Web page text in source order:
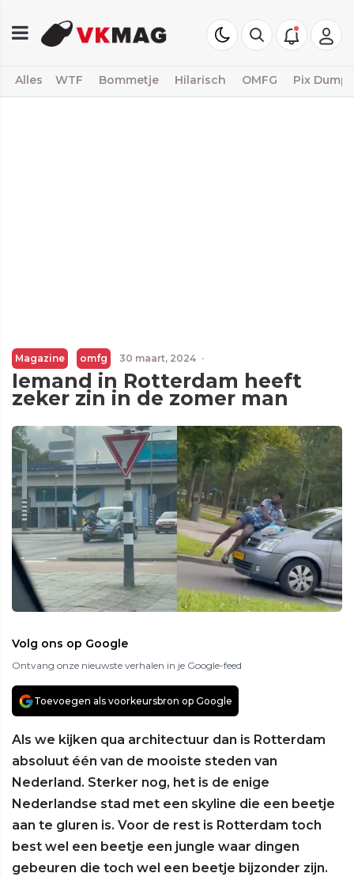
Alles WTF Bommetje Hilarisch OMFG Pix Dump
Magazine omfg 30 maart, 2024 ·
Iemand in Rotterdam heeft
zeker zin in de zomer man
Volg ons op Google
Ontvang onze nieuwste verhalen in je Google-feed
Toevoegen als voorkeursbron op Google
Als we kijken qua architectuur dan is Rotterdam
absoluut één van de mooiste steden van
Nederland. Sterker nog, het is de enige
Nederlandse stad met een skyline die een beetje
aan te gluren is. Voor de rest is Rotterdam toch
best wel een beetje een jungle waar dingen
gebeuren die toch wel een beetje bijzonder zijn.